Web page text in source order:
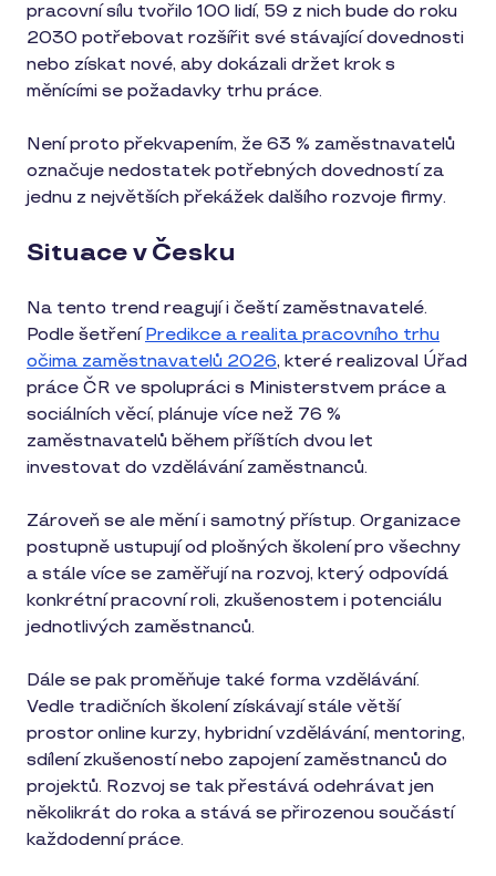
pracovní sílu tvořilo 100 lidí, 59 z nich bude do roku
2030 potřebovat rozšířit své stávající dovednosti
nebo získat nové, aby dokázali držet krok s
měnícími se požadavky trhu práce.
Není proto překvapením, že 63 % zaměstnavatelů
označuje nedostatek potřebných dovedností za
jednu z největších překážek dalšího rozvoje firmy.
Situace v Česku
Na tento trend reagují i čeští zaměstnavatelé.
Podle šetřeníPredikce a realita pracovního trhu
očima zaměstnavatelů 2026, které realizoval Úřad
práce ČR ve spolupráci s Ministerstvem práce a
sociálních věcí, plánuje více než 76 %
zaměstnavatelů během příštích dvou let
investovat do vzdělávání zaměstnanců.
Zároveň se ale mění i samotný přístup. Organizace
postupně ustupují od plošných školení pro všechny
a stále více se zaměřují na rozvoj, který odpovídá
konkrétní pracovní roli, zkušenostem i potenciálu
jednotlivých zaměstnanců.
Dále se pak proměňuje také forma vzdělávání.
Vedle tradičních školení získávají stále větší
prostor online kurzy, hybridní vzdělávání, mentoring,
sdílení zkušeností nebo zapojení zaměstnanců do
projektů. Rozvoj se tak přestává odehrávat jen
několikrát do roka a stává se přirozenou součástí
každodenní práce.